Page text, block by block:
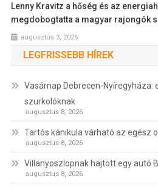
Lenny Kravitz a hőség és az
megdobogtatta a magyar rajongók
augusztus 3, 2026
LEGFRISSEBB HÍREK
Vasárnap Debrecen-Nyíregyháza:
szurkolóknak
augusztus 8, 2026
Tartós kánikula várható az egész
augusztus 8, 2026
Villanyoszlopnak hajtott egy autó
augusztus 8, 2026